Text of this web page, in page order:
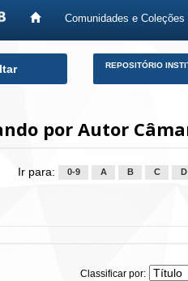
Comunidades e Coleções
REPOSITÓRIO
por Autor
Ir para: 0-9 A B C D
Classificar por: